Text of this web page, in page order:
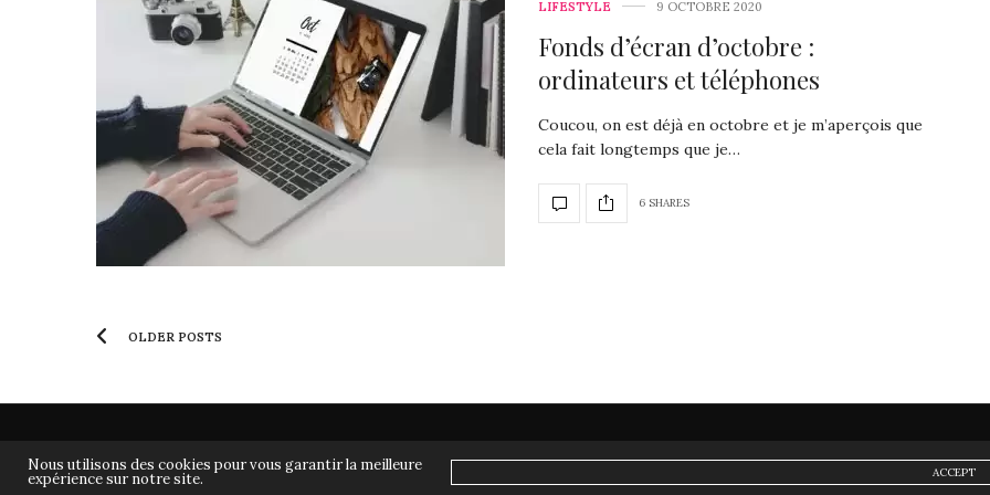
LIFESTYLE 9 OCTOBRE 2020
Fonds d’écran d’octobre :
ordinateurs et téléphones
Coucou, on est déjà en octobre et je m’aperçois que
cela fait longtemps que je…
6 SHARES
OLDER POSTS
Nous utilisons des cookies pour vous garantir la meilleure
expérience sur notre site. ACCEPT